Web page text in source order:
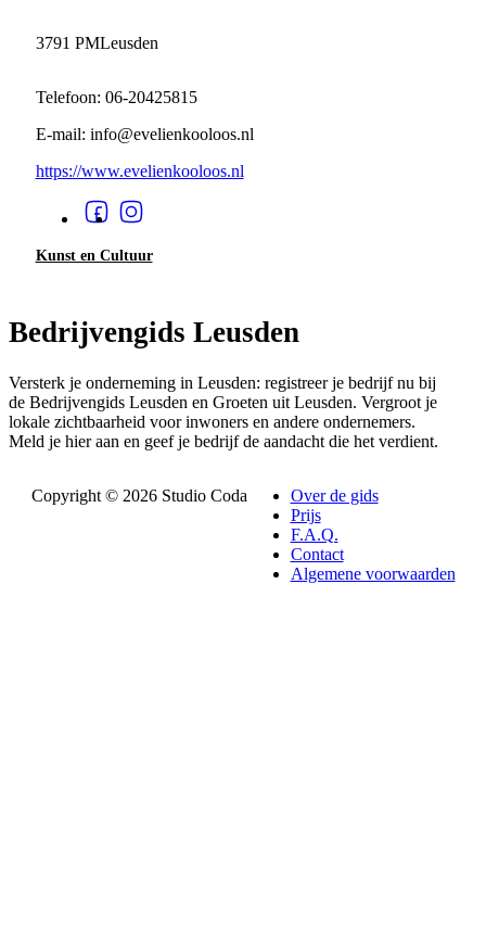
3791 PMLeusden
Telefoon: 06-20425815
E-mail: info@evelienkooloos.nl
https://www.evelienkooloos.nl
Kunst en Cultuur
Bedrijvengids Leusden
Versterk je onderneming in Leusden: registreer je bedrijf nu bij
de Bedrijvengids Leusden en Groeten uit Leusden. Vergroot je
lokale zichtbaarheid voor inwoners en andere ondernemers.
Meld je hier aan en geef je bedrijf de aandacht die het verdient.
Copyright © 2026 Studio Coda
Over de gids
Prijs
F.A.Q.
Contact
Algemene voorwaarden